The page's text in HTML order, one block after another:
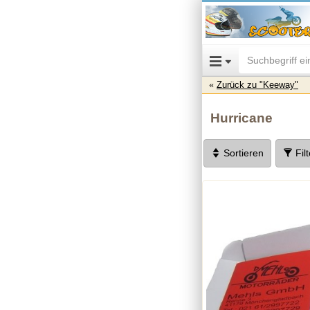
Zurück zu "Keeway"
Hurricane
Sortieren